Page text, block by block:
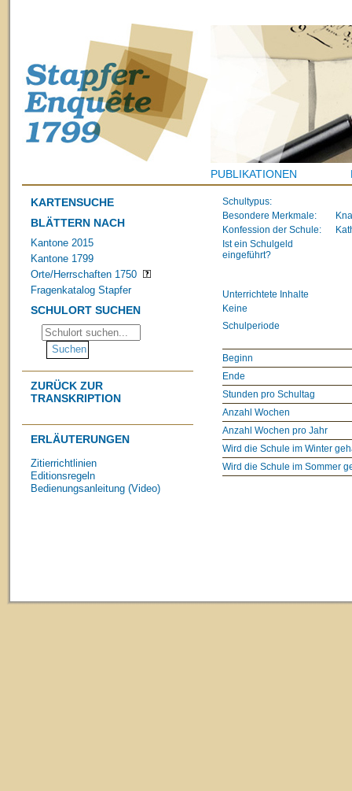
PUBLIKATIONEN
KARTENSUCHE
BLÄTTERN NACH
Kantone 2015
Kantone 1799
Orte/Herrschaften 1750
Fragenkatalog Stapfer
SCHULORT SUCHEN
ZURÜCK ZUR
TRANSKRIPTION
ERLÄUTERUNGEN
Zitierrichtlinien
Editionsregeln
Bedienungsanleitung (Video)
Schultypus:
Besondere Merkmale:
Konfession der Schule:
Ist ein Schulgeld
eingeführt?
Unterrichtete Inhalte
Keine
Schulperiode
Beginn
Ende
Stunden pro Schultag
Anzahl Wochen
Anzahl Wochen pro Jahr
Wird die Schule im Winter
Wird die Schule im Sommer